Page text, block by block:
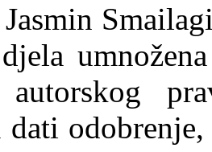
autorskog
dati